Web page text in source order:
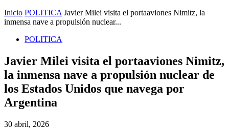
Inicio POLITICA Javier Milei visita el portaaviones Nimitz, la
inmensa nave a propulsión nuclear...
POLITICA
Javier Milei visita el portaaviones Nimitz,
la inmensa nave a propulsión nuclear de
los Estados Unidos que navega por
Argentina
30 abril, 2026